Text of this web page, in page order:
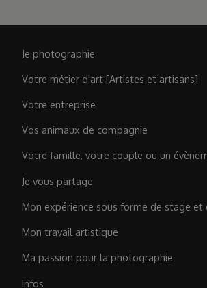
Je photographie
Votre métier d'art [Artistes et artisans]
Votre entreprise
Vos animaux de compagnie
Votre famille, votre couple ou un
Je vous partage
Mon expérience sous forme de stage et
Mon travail artistique
Ma passion pour la photographie
Infos